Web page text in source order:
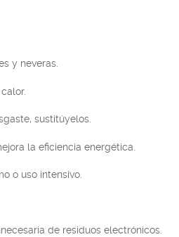
y neveras.
sustitúyelos.
la eficiencia energética.
o uso intensivo.
de residuos electrónicos.